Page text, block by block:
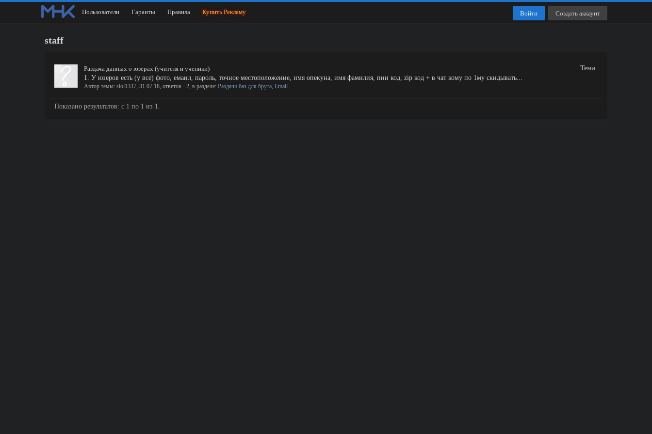
staff
Тема
Раздача данных о юзерах (учителя и ученики)
1. У юзеров есть (у все) фото, емаил, пароль, точное местоположение, имя опекуна, имя фамилия, пин код, zip код + в чат кому по 1му скидывать...
Автор темы: slol1337, 31.07.18, ответов - 2, в разделе: Раздачи баз для брута, Email
Показано результатов: с 1 по 1 из 1.
Пользователи Гаранты Правила Купить Рекламу Войти Создать аккаунт